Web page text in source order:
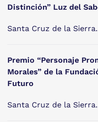
Distinción” Luz del
Santa Cruz de la
Premio “Personaje
Morales” de la
Futuro
Santa Cruz de la Sierra.